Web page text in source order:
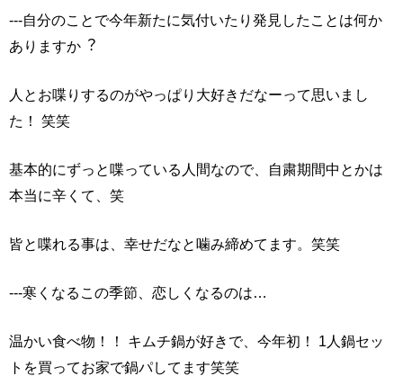
---⾃分のことで今年新たに気付いたり発⾒したことは何か
ありますか︖
人とお喋りするのがやっぱり⼤好きだなーって思いまし
た！ 笑笑
基本的にずっと喋っている人間なので、自粛期間中とかは
本当に辛くて、笑
皆と喋れる事は、幸せだなと噛み締めてます。笑笑
---寒くなるこの季節、恋しくなるのは…
温かい⾷べ物！！ キムチ鍋が好きで、今年初！ 1人鍋セッ
トを買ってお家で鍋パしてます笑笑